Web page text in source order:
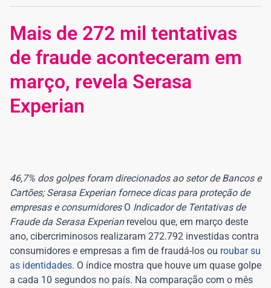
Mais de 272 mil tentativas
de fraude aconteceram em
março, revela Serasa
Experian
46,7% dos golpes foram direcionados ao setor de Bancos e
Cartões; Serasa Experian fornece dicas para proteção de
empresas e consumidoresO Indicador de Tentativas de
Fraude da Serasa Experianrevelou que, em março deste
ano, cibercriminosos realizaram 272.792 investidas contra
consumidores e empresas a fim de fraudá-los ou roubar su
as identidades. O índice mostra que houve um quase golpe
a cada 10 segundos no país. Na comparação com o mês